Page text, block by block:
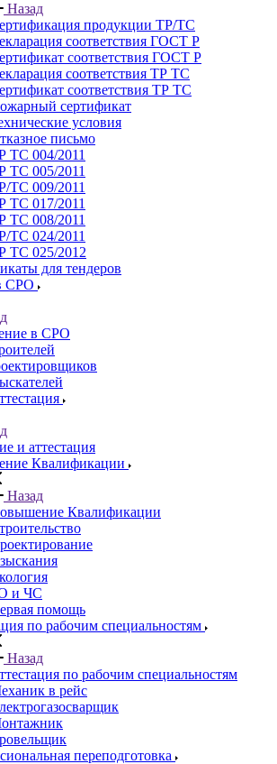
Назад
продукции ТР/ТС
соответствия ГОСТ Р
соответствия ГОСТ Р
соответствия ТР ТС
соответствия ТР ТС
сертификат
условия
письмо
ТС 004/2011
ТС 005/2011
ТС 009/2011
ТС 017/2011
ТС 008/2011
ТС 024/2011
ТС 025/2012
для тендеров
СРО
в СРО
и аттестация
Квалификации
Назад
Квалификации
и ЧС
помощь
по рабочим специальностям
Назад
по рабочим специальностям
в рейс
переподготовка